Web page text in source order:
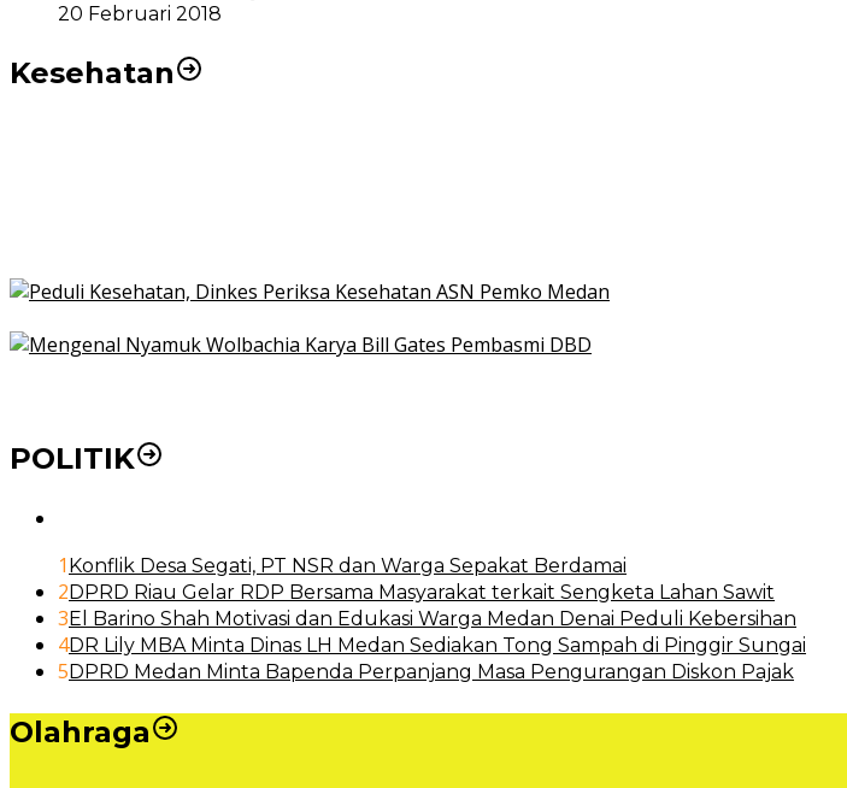
20 Februari 2018
Kesehatan
POLITIK
1 Konflik Desa Segati, PT NSR dan Warga Sepakat Berdamai
2DPRD Riau Gelar RDP Bersama Masyarakat terkait Sengketa Lahan Sawit
3El Barino Shah Motivasi dan Edukasi Warga Medan Denai Peduli Kebersihan
4DR Lily MBA Minta Dinas LH Medan Sediakan Tong Sampah di Pinggir Sungai
5DPRD Medan Minta Bapenda Perpanjang Masa Pengurangan Diskon Pajak
Olahraga